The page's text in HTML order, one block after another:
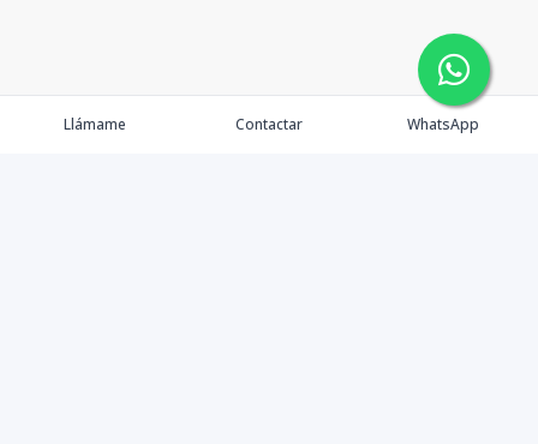
Llámame Contactar WhatsApp